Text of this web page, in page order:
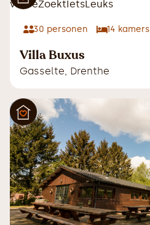
30 personen 14 kamers
Villa Buxus
Gasselte, Drenthe